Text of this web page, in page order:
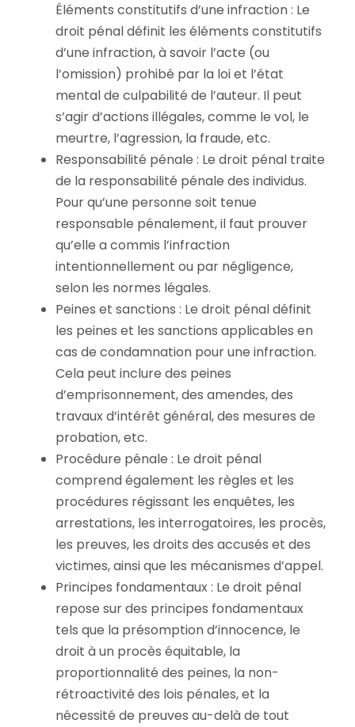
Éléments constitutifs d’une infraction : Le
droit pénal définit les éléments constitutifs
d’une infraction, à savoir l’acte (ou
l’omission) prohibé par la loi et l’état
mental de culpabilité de l’auteur. Il peut
s’agir d’actions illégales, comme le vol, le
meurtre, l’agression, la fraude, etc.
Responsabilité pénale : Le droit pénal traite
de la responsabilité pénale des individus.
Pour qu’une personne soit tenue
responsable pénalement, il faut prouver
qu’elle a commis l’infraction
intentionnellement ou par négligence,
selon les normes légales.
Peines et sanctions : Le droit pénal définit
les peines et les sanctions applicables en
cas de condamnation pour une infraction.
Cela peut inclure des peines
d’emprisonnement, des amendes, des
travaux d’intérêt général, des mesures de
probation, etc.
Procédure pénale : Le droit pénal
comprend également les règles et les
procédures régissant les enquêtes, les
arrestations, les interrogatoires, les procès,
les preuves, les droits des accusés et des
victimes, ainsi que les mécanismes d’appel.
Principes fondamentaux : Le droit pénal
repose sur des principes fondamentaux
tels que la présomption d’innocence, le
droit à un procès équitable, la
proportionnalité des peines, la non-
rétroactivité des lois pénales, et la
nécessité de preuves au-delà de tout